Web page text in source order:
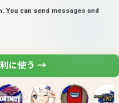
You can send messages and
に使う →